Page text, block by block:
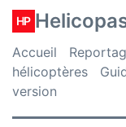
HP
Accueil
hélicoptères
version